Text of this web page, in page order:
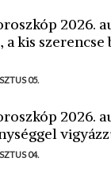
2026.
a kis
05.
2026.
04.